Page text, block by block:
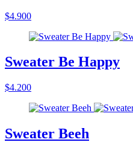
$4.900
Sweater Be Happy
$4.200
Sweater Beeh